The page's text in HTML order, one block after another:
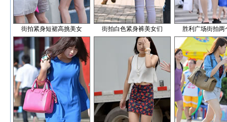
街拍紧身短裙高挑美女 街拍白色紧身裤美女们 胜利广场街拍两